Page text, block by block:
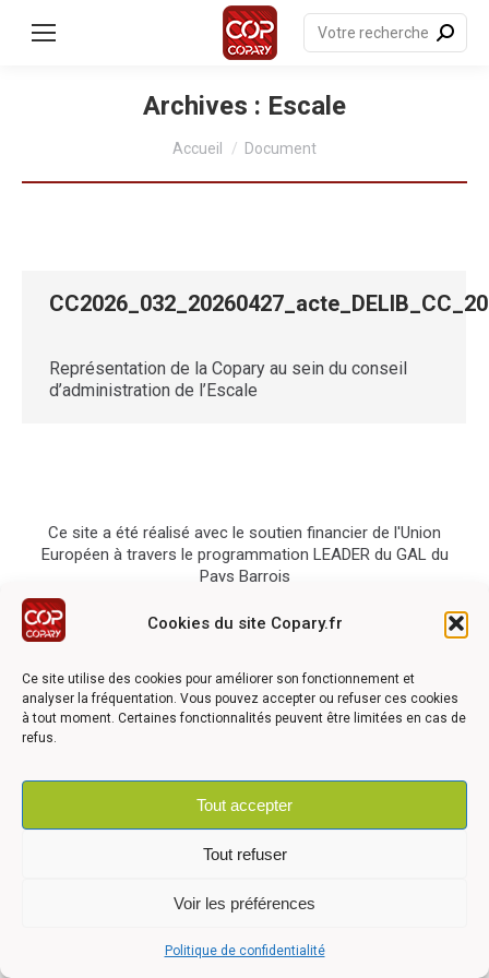
Cookies du site Copary.fr
Ce site utilise des cookies pour améliorer son fonctionnement et
analyser la fréquentation. Vous pouvez accepter ou refuser ces cookies
à tout moment. Certaines fonctionnalités peuvent être limitées en cas de
refus.
Tout accepter
Tout refuser
Voir les préférences
Politique de confidentialité
principal
Recherche
:
Archives : Escale
Accueil Document
Représentation de la Copary au sein du conseil
d’administration de l’Escale
Ce site a été réalisé avec le soutien financier de l'Union
Européen à travers le programmation LEADER du GAL du
Pays Barrois
©2026 COPARY - Tous droits réservés - Création agence
Mentions légales-Politique de confidentialité-Déclaration
d'accessibilité